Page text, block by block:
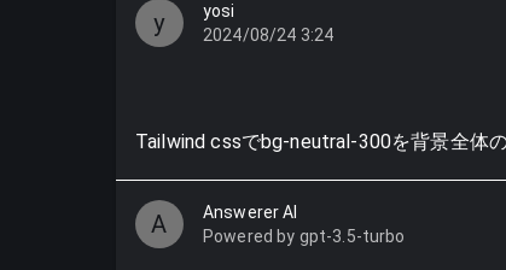
y
yosi
2024/08/24 3:24
Tailwind cssでbg-neutral-300を背景全体
A
Answerer AI
Powered by gpt-3.5-turbo